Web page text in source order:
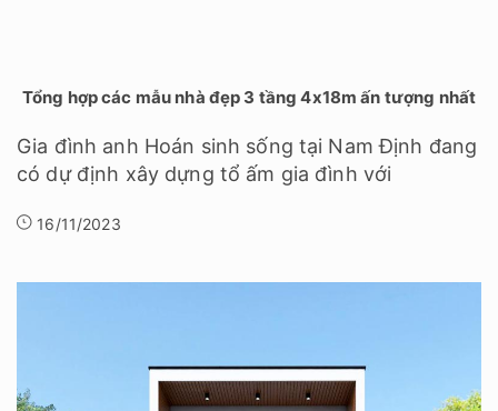
Tổng hợp các mẫu nhà đẹp 3 tầng 4x18m ấn tượng nhất
Gia đình anh Hoán sinh sống tại Nam Định đang
có dự định xây dựng tổ ấm gia đình với
16/11/2023